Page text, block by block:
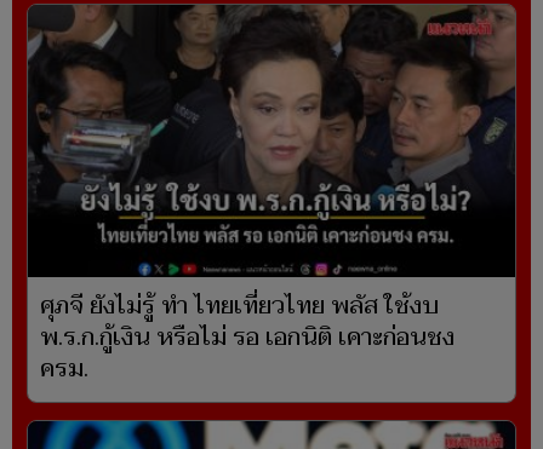
ศุภจี ยังไม่รู้ ทำ ไทยเที่ยวไทย พลัส ใช้งบ
พ.ร.ก.กู้เงิน หรือไม่ รอ เอกนิติ เคาะก่อนชง
ครม.